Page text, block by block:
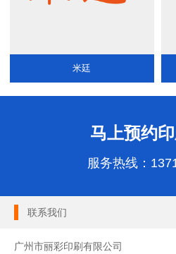
米廷
马上预约
服务热线：
联系我们
广州市丽彩印刷有限公司